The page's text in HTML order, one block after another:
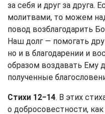
за себя и друг за друга.
молитвами, то можем
повод возблагодарить
Наш долг — помогать
но и в благодарении и
образом воздавать Ему
полученные
Стихи 12−14. В этих
о добросовестности,